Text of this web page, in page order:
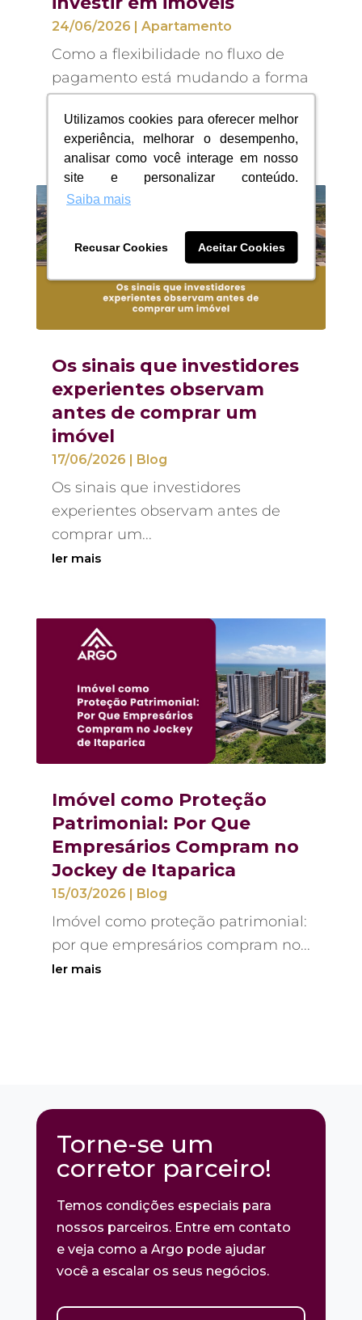
Utilizamos cookies para oferecer melhor
experiência, melhorar o desempenho,
analisar como você interage em nosso
site e personalizar conteúdo.
Saiba mais
Recusar Cookies Aceitar Cookies
Utilizamos cookies para oferecer melhor
experiência, melhorar o desempenho,
analisar como você interage em nosso
site e personalizar conteúdo.
Saiba mais
Recusar Cookies Aceitar Cookies
24/06/2026 | Apartamento
Como a flexibilidade no fluxo de
pagamento está mudando a forma
ler mais
Os sinais que investidores
experientes observam
antes de comprar um
imóvel
17/06/2026 Blog
Os sinais que investidores
experientes observam antes de
comprar um...
ler mais
Imóvel como Proteção
Patrimonial: Por Que
Empresários Compram no
Jockey de Itaparica
15/03/2026 | Blog
Imóvel como proteção patrimonial:
por que empresários compram no...
ler mais
Torne-se um
corretor parceiro!
Temos condições especiais para
nossos parceiros. Entre em contato
e veja como a Argo pode ajudar
você a escalar os seus negócios.